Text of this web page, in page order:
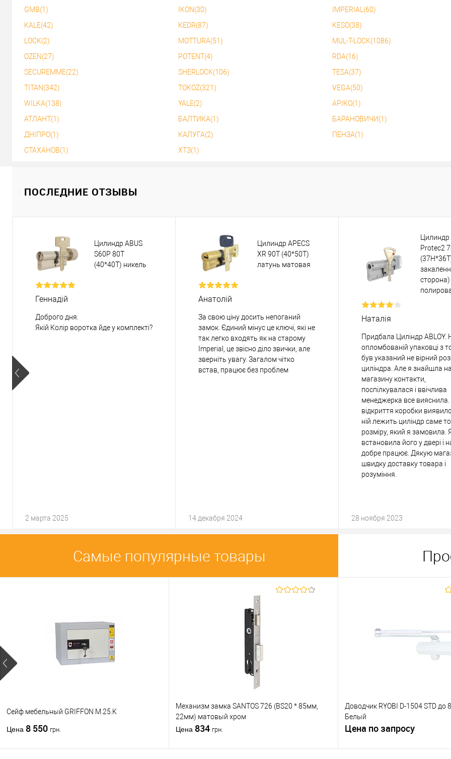
В избранное
В избранное
GMB(1)
IKON(30)
IMPERIAL(60)
KALE(42)
KEDR(87)
KESO(38)
LOCK(2)
MOTTURA(51)
MUL-T-LOCK(1086)
OZEN(27)
POTENT(4)
RDA(16)
SECUREMME(22)
SHERLOCK(106)
TESA(37)
TITAN(342)
TOKOZ(321)
VEGA(50)
WILKA(138)
YALE(2)
АРІКО(1)
АТЛАНТ(1)
БАЛТИКА(1)
БАРАНОВИЧИ(1)
ДНІПРО(1)
КАЛУГА(2)
ПЕНЗА(1)
СТАХАНОВ(1)
ХТЗ(1)
ПОСЛЕДНИЕ ОТЗЫВЫ
Цилиндр ABUS
S60P 80T
(40*40T) никель
Геннадій
Доброго дня.
Якій Колір воротка йде у комплекті?
2 марта 2025
Цилиндр APECS
XR 90Т (40*50Т)
латунь матовая
Анатолій
За свою ціну досить непоганий
замок. Єдиний мінус це ключі, які не
так легко входять як на старому
Imperial, це звісно діло звички, але
зверніть увагу. Загалом чітко
встав, працює без проблем
14 декабря 2024
Цилиндр
Protec2
Наталія
Придбала Циліндр ABLOY.
опломбованій упаковці з
був указаний не вірний
циліндра. Але я знайшла на
магазину контакти,
поспілкувалася і ввічлива
менеджерка все вияснила.
відкриття коробки
ній лежить циліндр саме
розміру, який я замовила.
встановила його у двері і
добре працює. Дякую
швидку доставку товара і
розуміння.
28 ноября 2023
Самые популярные товары
Сейф мебельный GRIFFON M.25.K
Цена 8 550 грн.
Механизм замка SANTOS 726 (BS20 * 85мм,
22мм) матовый хром
Цена 834 грн.
Доводчик RYOBI D-1504 STD до
Белый
Цена по запросу